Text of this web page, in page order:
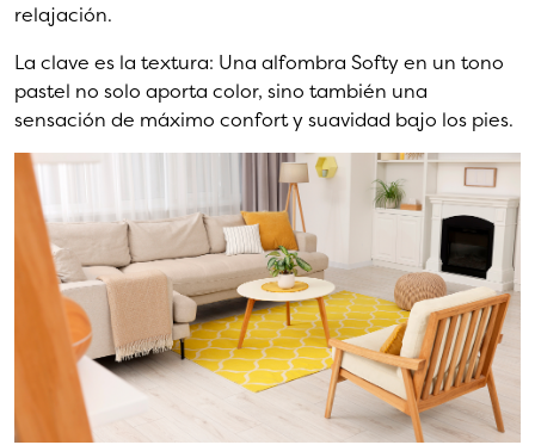
relajación.
La clave es la textura: Una alfombra Softy en un tono
pastel no solo aporta color, sino también una
sensación de máximo confort y suavidad bajo los pies.